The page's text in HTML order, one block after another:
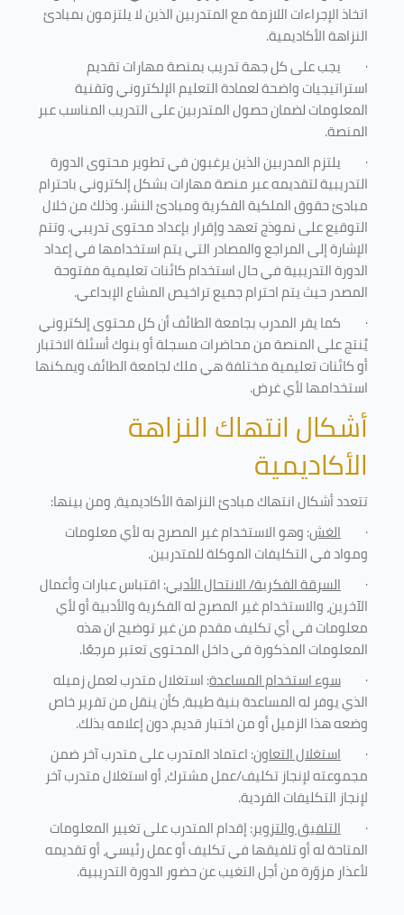
اتخاذ الإجراءات اللازمة مع المتدربين الذين لا يلتزمون بمبادئ
النزاهة الأكاديمية.
· يجب على كل جهة تدريب بمنصة مهارات تقديم
استراتيجيات واضحة لعمادة التعليم الإلكتروني وتقنية
المعلومات لضمان حصول المتدربين على التدريب المناسب عبر
المنصة.
· يلتزم المدربين الذين يرغبون في تطوير محتوى الدورة
التدريبية لتقديمه عبر منصة مهارات بشكل إلكتروني باحترام
مبادئ حقوق الملكية الفكرية ومبادئ النشر. وذلك من خلال
التوقيع على نموذج تعهد وإقرار بإعداد محتوى تدريبي. وتتم
الإشارة إلى المراجع والمصادر التي يتم استخدامها في إعداد
الدورة التدريبية في حال استخدام كائنات تعليمية مفتوحة
المصدر حيث يتم احترام جميع تراخيص المشاع الإبداعي.
· كما يقر المدرب بجامعة الطائف أن كل محتوى إلكتروني
يُنتج على المنصة من محاضرات مسجلة أو بنوك أسئلة الاختبار
أو كائنات تعليمية مختلفة هي ملك لجامعة الطائف ويمكنها
استخدامها لأي غرض.
أشكال انتهاك النزاهة
الأكاديمية
تتعدد أشكال انتهاك مبادئ النزاهة الأكاديمية، ومن بينها:
· الغش: وهو الاستخدام غير المصرح به لأي معلومات
ومواد في التكليفاتالموكلة للمتدربين.
· السرقة الفكرية/ الانتحال الأدبي: اقتباس عبارات وأعمال
الآخرين، والاستخدام غير المصرح له الفكرية والأدبية أو لأي
معلومات في أي تكليف مقدم من غير توضيح ان هذه
المعلومات المذكورة في داخل المحتوى تعتبر مرجعًا.
· سوء استخدام المساعدة: استغلال متدرب لعمل زميله
الذي يوفر له المساعدة بنية طيبة، كأن ينقل من تقرير خاص
وضعه هذا الزميل أو من اختبار قديم، دون إعلامه بذلك.
· استغلال التعاون: اعتماد المتدرب على متدرب آخر ضمن
مجموعته لإنجاز تكليف/عمل مشترك، أو استغلال متدرب آخر
لإنجاز التكليفات الفردية.
· التلفيق والتزوير: إقدام المتدرب على تغيير المعلومات
المتاحة له أو تلفيقها في تكليف أو عمل رئيسي، أو تقديمه
لأعذار مزوّرة من أجل التغيب عن حضور الدورة التدريبية.